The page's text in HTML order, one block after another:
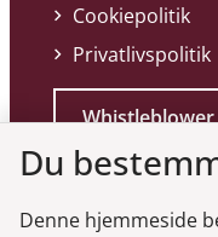
Cookiepolitik
Privatlivspolitik
Whistleblower
Du
Denne hjemmeside